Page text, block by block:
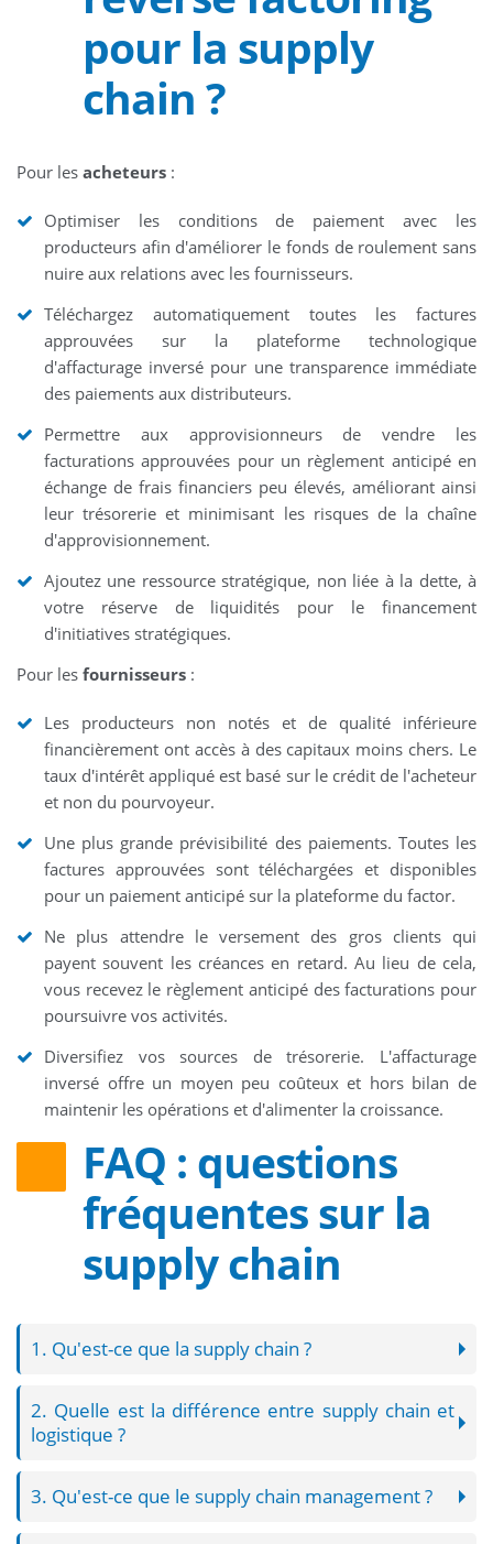
pour la supply
chain ?
Pour les acheteurs :
Optimiser les conditions de paiement avec les
producteurs afin d'améliorer le fonds de roulement sans
nuire aux relations avec les fournisseurs.
Téléchargez automatiquement toutes les factures
approuvées sur la plateforme technologique
d'affacturage inversé pour une transparence immédiate
des paiements aux distributeurs.
Permettre aux approvisionneurs de vendre les
facturations approuvées pour un règlement anticipé en
échange de frais financiers peu élevés, améliorant ainsi
leur trésorerie et minimisant les risques de la chaîne
d'approvisionnement.
Ajoutez une ressource stratégique, non liée à la dette, à
votre réserve de liquidités pour le financement
d'initiatives stratégiques.
Pour les fournisseurs :
Les producteurs non notés et de qualité inférieure
financièrement ont accès à des capitaux moins chers. Le
taux d'intérêt appliqué est basé sur le crédit de l'acheteur
et non du pourvoyeur.
Une plus grande prévisibilité des paiements. Toutes les
factures approuvées sont téléchargées et disponibles
pour un paiement anticipé sur la plateforme du factor.
Ne plus attendre le versement des gros clients qui
payent souvent les créances en retard. Au lieu de cela,
vous recevez le règlement anticipé des facturations pour
poursuivre vos activités.
Diversifiez vos sources de trésorerie. L'affacturage
inversé offre un moyen peu coûteux et hors bilan de
maintenir les opérations et d'alimenter la croissance.
FAQ : questions
fréquentes sur la
supply chain
1. Qu'est-ce que la supply chain ?
2. Quelle est la différence entre supply chain et
logistique ?
3. Qu'est-ce que le supply chain management ?